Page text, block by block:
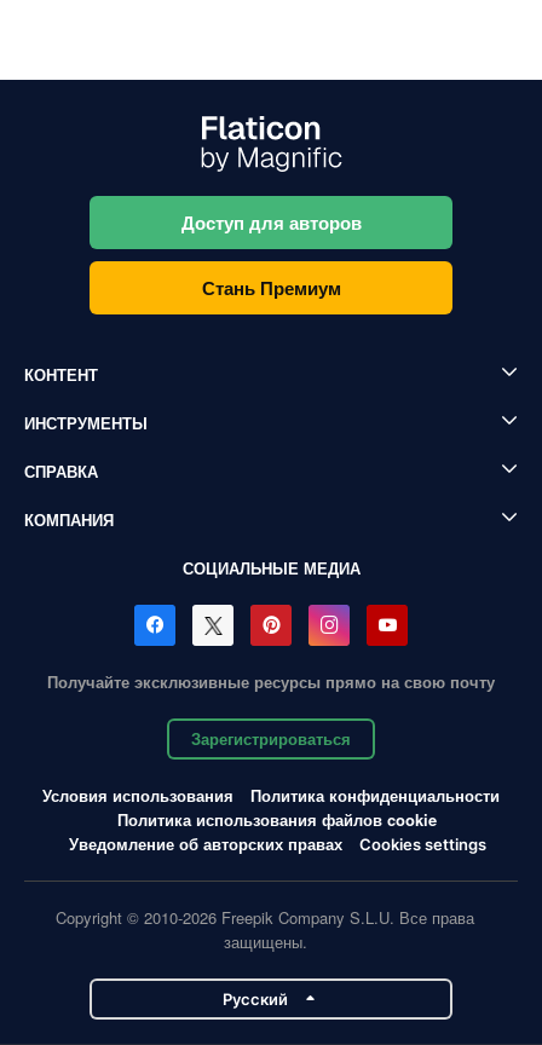
Доступ для авторов
Стань Премиум
КОНТЕНТ
ИНСТРУМЕНТЫ
СПРАВКА
КОМПАНИЯ
СОЦИАЛЬНЫЕ МЕДИА
Получайте эксклюзивные ресурсы прямо на свою почту
Зарегистрироваться
Условия использования
Политика конфиденциальности
Политика использования файлов cookie
Уведомление об авторских правах
Cookies settings
Copyright © 2010-2026 Freepik Company S.L.U. Все права
защищены.
Pусский